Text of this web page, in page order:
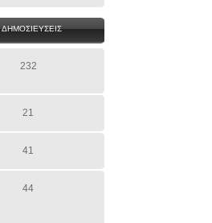
ΔΗΜΟΣΙΕΥΣΕΙΣ
232
21
41
44